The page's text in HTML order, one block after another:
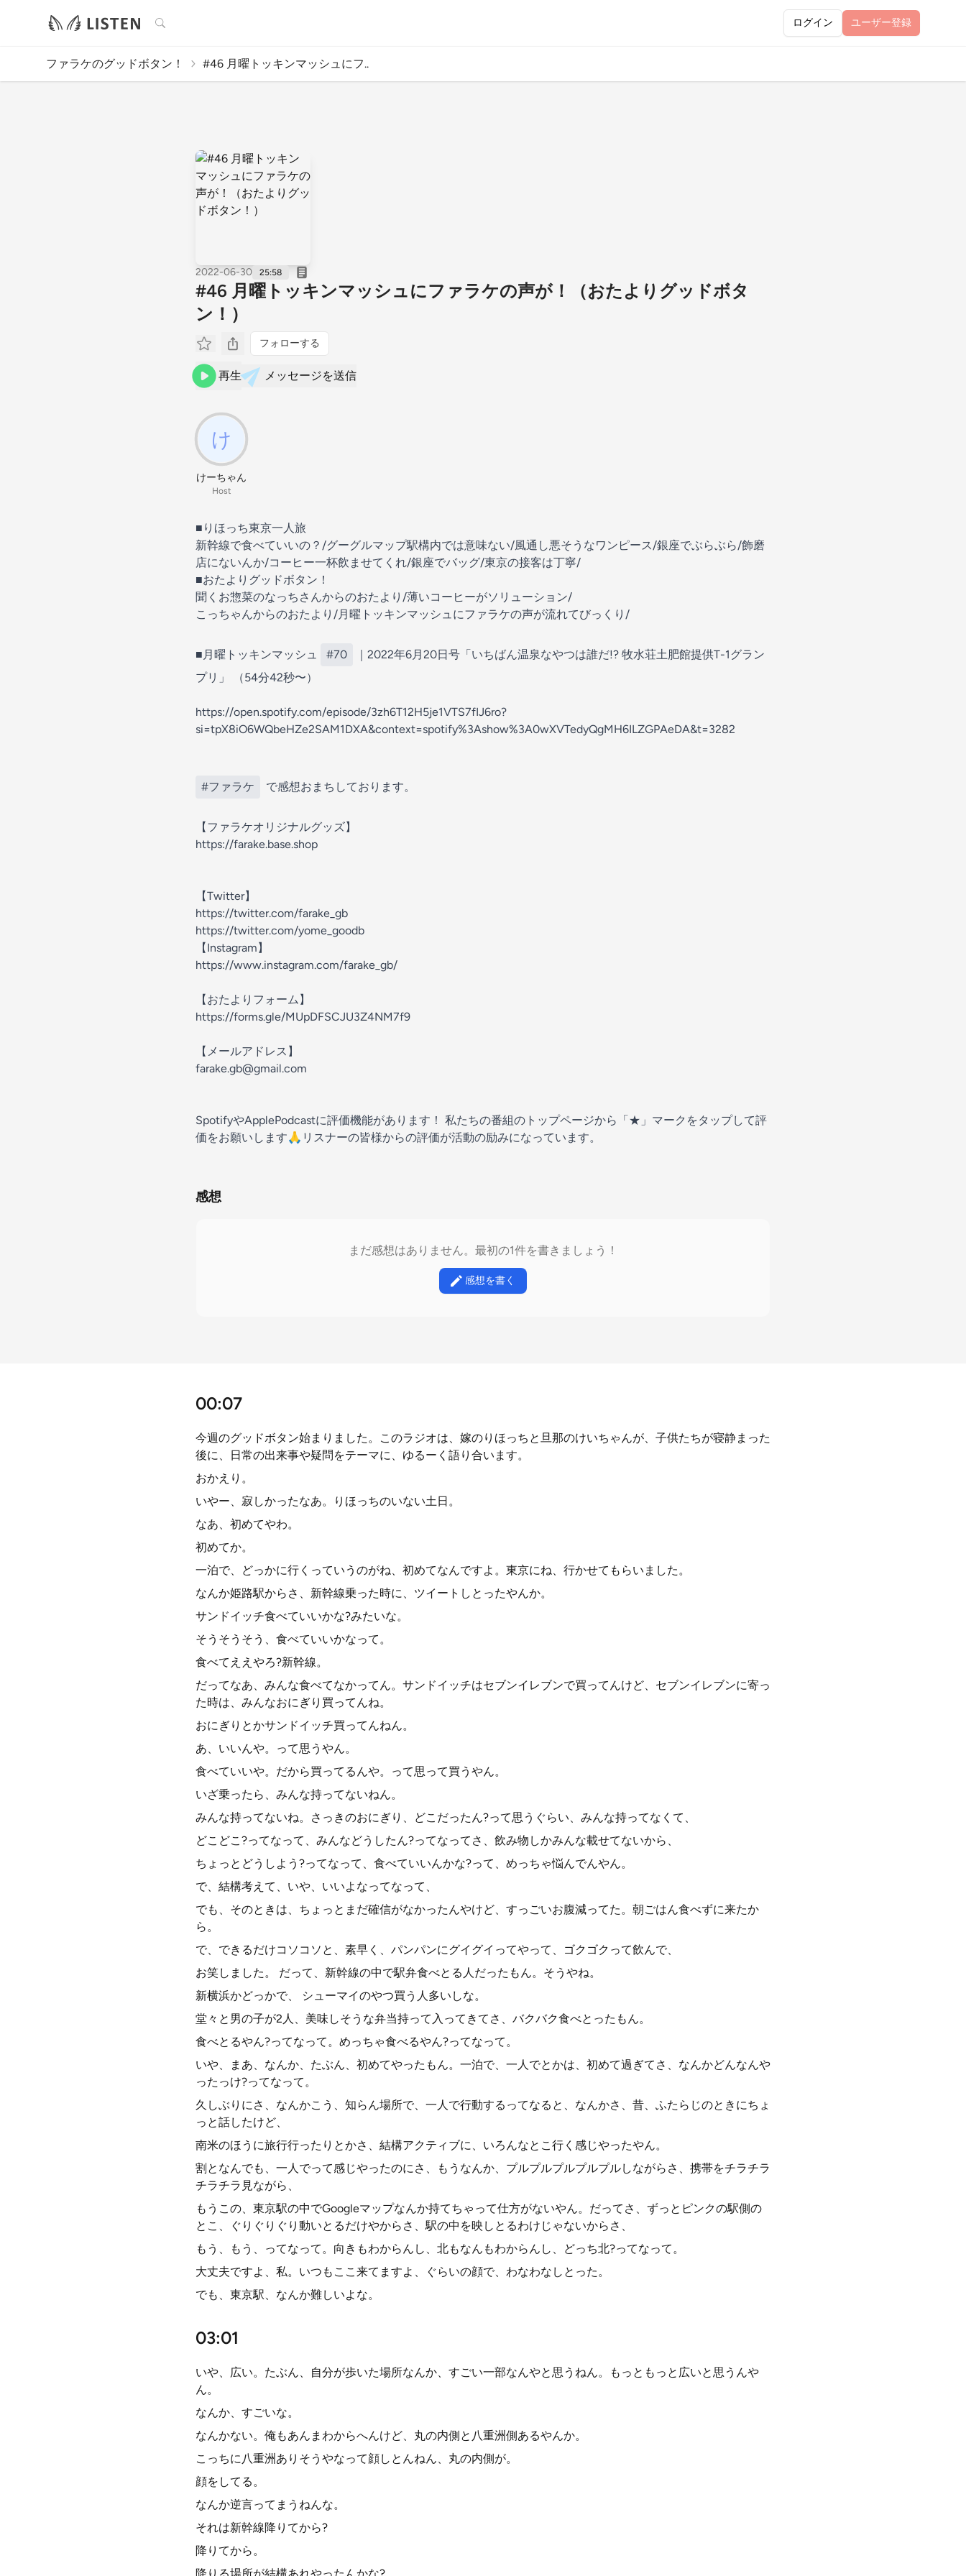
検索 ログイン ユーザー登録
ファラケのグッドボタン！ #46 月曜トッキンマッシュにフ..
2022-06-30 25:58
#46 月曜トッキンマッシュにファラケの声が！（おたよりグッドボタ
ン！）
フォローする
再生 メッセージを送信
けーちゃん
Host
■りほっち東京一人旅
新幹線で食べていいの？/グーグルマップ駅構内では意味ない/風通し悪そうなワンピース/銀座でぶらぶら/飾磨
店にないんか/コーヒー一杯飲ませてくれ/銀座でバッグ/東京の接客は丁寧/
■おたよりグッドボタン！
聞くお惣菜のなっちさんからのおたより/薄いコーヒーがソリューション/
こっちゃんからのおたより/月曜トッキンマッシュにファラケの声が流れてびっくり/
■月曜トッキンマッシュ #70
｜2022年6月20日号「いちばん温泉なやつは誰だ!? 牧水荘土肥館提供T-1グラン
プリ」 （54分42秒〜）
https://open.spotify.com/episode/3zh6T12H5je1VTS7fIJ6ro?
si=tpX8iO6WQbeHZe2SAM1DXA&context=spotify%3Ashow%3A0wXVTedyQgMH6ILZGPAeDA&t=3282
#ファラケ で感想おまちしております。
【ファラケオリジナルグッズ】
https://farake.base.shop
【Twitter】
https://twitter.com/farake_gb
https://twitter.com/yome_goodb
【Instagram】
https://www.instagram.com/farake_gb/
【おたよりフォーム】
https://forms.gle/MUpDFSCJU3Z4NM7f9
【メールアドレス】
farake.gb@gmail.com
SpotifyやApplePodcastに評価機能があります！ 私たちの番組のトップページから「★」マークをタップして評
価をお願いします🙏リスナーの皆様からの評価が活動の励みになっています。
感想
まだ感想はありません。最初の1件を書きましょう！
感想を書く
00:07
今週のグッドボタン始まりました。このラジオは、嫁のりほっちと旦那のけいちゃんが、子供たちが寝静まった
後に、日常の出来事や疑問をテーマに、ゆるーく語り合います。
おかえり。
いやー、寂しかったなあ。りほっちのいない土日。
なあ、初めてやわ。
初めてか。
一泊で、どっかに行くっていうのがね、初めてなんですよ。東京にね、行かせてもらいました。
なんか姫路駅からさ、新幹線乗った時に、ツイートしとったやんか。
サンドイッチ食べていいかな?みたいな。
そうそうそう、食べていいかなって。
食べてええやろ?新幹線。
だってなあ、みんな食べてなかってん。サンドイッチはセブンイレブンで買ってんけど、セブンイレブンに寄っ
た時は、みんなおにぎり買ってんね。
おにぎりとかサンドイッチ買ってんねん。
あ、いいんや。って思うやん。
食べていいや。だから買ってるんや。って思って買うやん。
いざ乗ったら、みんな持ってないねん。
みんな持ってないね。さっきのおにぎり、どこだったん?って思うぐらい、みんな持ってなくて、
どこどこ?ってなって、みんなどうしたん?ってなってさ、飲み物しかみんな載せてないから、
ちょっとどうしよう?ってなって、食べていいんかな?って、めっちゃ悩んでんやん。
で、結構考えて、いや、いいよなってなって、
でも、そのときは、ちょっとまだ確信がなかったんやけど、すっごいお腹減ってた。朝ごはん食べずに来たか
ら。
で、できるだけコソコソと、素早く、パンパンにグイグイってやって、ゴクゴクって飲んで、
お笑しました。 だって、新幹線の中で駅弁食べとる人だったもん。そうやね。
新横浜かどっかで、 シューマイのやつ買う人多いしな。
堂々と男の子が2人、美味しそうな弁当持って入ってきてさ、バクバク食べとったもん。
食べとるやん?ってなって。めっちゃ食べるやん?ってなって。
いや、まあ、なんか、たぶん、初めてやったもん。一泊で、一人でとかは、初めて過ぎてさ、なんかどんなんや
ったっけ?ってなって。
久しぶりにさ、なんかこう、知らん場所で、一人で行動するってなると、なんかさ、昔、ふたらじのときにちょ
っと話したけど、
南米のほうに旅行行ったりとかさ、結構アクティブに、いろんなとこ行く感じやったやん。
割となんでも、一人でって感じやったのにさ、もうなんか、プルプルプルプルプルしながらさ、携帯をチラチラ
チラチラ見ながら、
もうこの、東京駅の中でGoogleマップなんか持てちゃって仕方がないやん。だってさ、ずっとピンクの駅側の
とこ、ぐりぐりぐり動いとるだけやからさ、駅の中を映しとるわけじゃないからさ、
もう、もう、ってなって。向きもわからんし、北もなんもわからんし、どっち北?ってなって。
大丈夫ですよ、私。いつもここ来てますよ、ぐらいの顔で、わなわなしとった。
でも、東京駅、なんか難しいよな。
03:01
いや、広い。たぶん、自分が歩いた場所なんか、すごい一部なんやと思うねん。もっともっと広いと思うんや
ん。
なんか、すごいな。
なんかない。俺もあんまわからへんけど、丸の内側と八重洲側あるやんか。
こっちに八重洲ありそうやなって顔しとんねん、丸の内側が。
顔をしてる。
なんか逆言ってまうねんな。
それは新幹線降りてから?
降りてから。